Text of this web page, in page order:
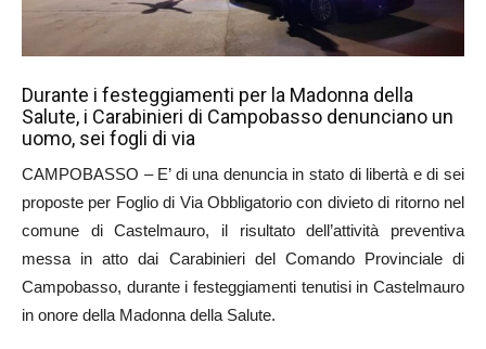
Durante i festeggiamenti per la Madonna della
Salute, i Carabinieri di Campobasso denunciano un
uomo, sei fogli di via
CAMPOBASSO – E’ di una denuncia in stato di libertà e di sei
proposte per Foglio di Via Obbligatorio con divieto di ritorno nel
comune di Castelmauro, il risultato dell’attività preventiva
messa in atto dai Carabinieri del Comando Provinciale di
Campobasso, durante i festeggiamenti tenutisi in Castelmauro
in onore della Madonna della Salute.